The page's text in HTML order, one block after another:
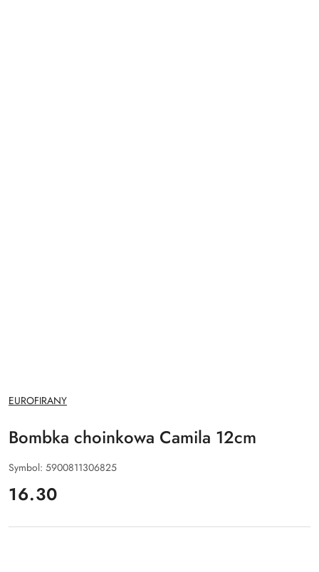
NAZWA
PRODUCENTA:
EUROFIRANY
Bombka choinkowa Camila 12cm
Symbol: 5900811306825
cena:
16.30